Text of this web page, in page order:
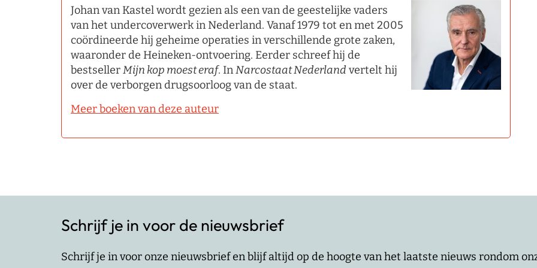
Johan van Kastel wordt gezien als een van de geestelijke vaders
van het undercoverwerk in Nederland. Vanaf 1979 tot en met 2005
coördineerde hij geheime operaties in verschillende grote zaken,
waaronder de Heineken-ontvoering. Eerder schreef hij de
bestsellerMijn kop moest eraf. InNarcostaat Nederland vertelt hij
over de verborgen drugsoorloog van de staat.
Meer boeken van deze auteur
Schrijf je in voor de nieuwsbrief
Schrijf je in voor onze nieuwsbrief en blijf altijd op de hoogte van het laatste nieuws rondom